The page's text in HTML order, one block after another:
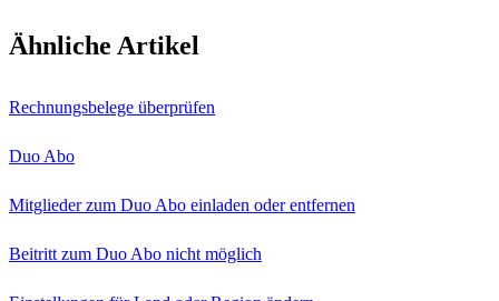
Ähnliche Artikel
Rechnungsbelege überprüfen
Duo Abo
Mitglieder zum Duo Abo einladen oder entfernen
Beitritt zum Duo Abo nicht möglich